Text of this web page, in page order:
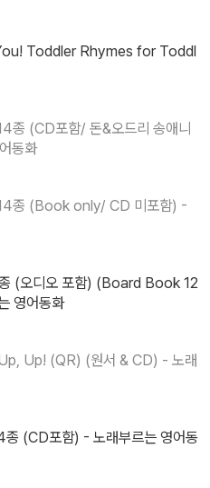
Toddler Rhymes for Toddl
종 (CD포함/ 돈&오드리 송애니
동화
종 (Book only/ CD 미포함) -
(오디오 포함) (Board Book 12
영어동화
Up! (QR) (원서 & CD) - 노래
종 (CD포함) - 노래부르는 영어동